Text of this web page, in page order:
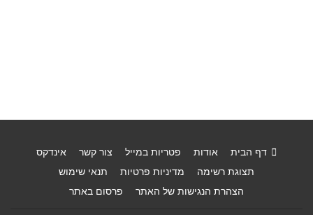
דף הבית אודות פטריות במייל צור קשר
אינדקס
תצוגת רשימה
מדיניות פרטיות
תנאי שימוש
הצהרת הנגישות של האתר
פרסום באתר